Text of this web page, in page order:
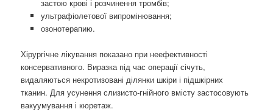
застою крові і розчинення тромбів;
ультрафіолетової випромінювання;
озонотерапию.
Хірургічне лікування показано при неефективності
консервативного. Виразка під час операції січуть,
видаляються некротизовані ділянки шкіри і підшкірних
тканин. Для усунення слизисто-гнійного вмісту застосовують
вакуумування і кюретаж.